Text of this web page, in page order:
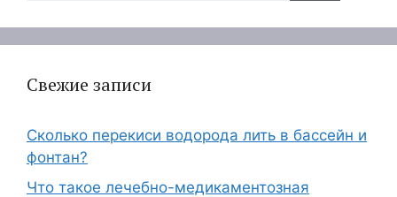
Свежие записи
Сколько перекиси водорода лить в бассейн и
фонтан?
Что такое лечебно-медикаментозная